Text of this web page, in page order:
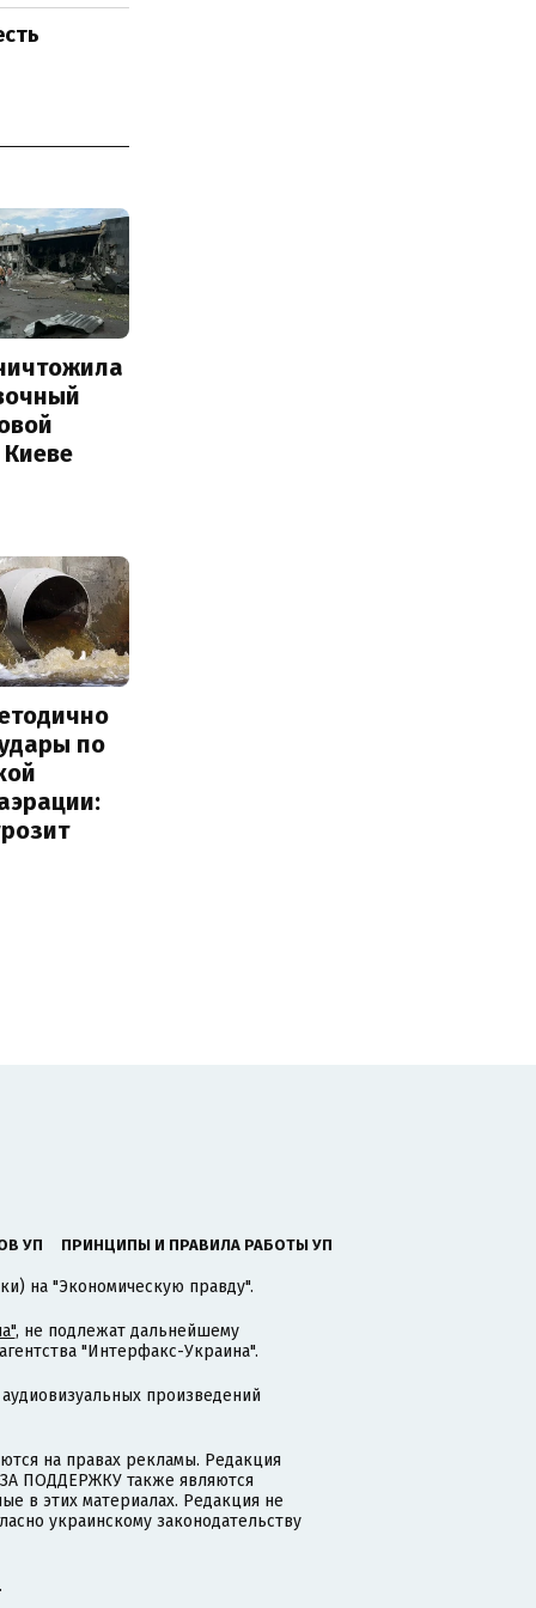
по
УП ПРИНЦИПЫ И ПРАВИЛА РАБОТЫ УП
на "Экономическую правду".
, не подлежат дальнейшему
"Интерфакс-Украина".
произведений
на правах рекламы. Редакция
ПОДДЕРЖКУ также являются
в этих материалах. Редакция не
украинскому законодательству